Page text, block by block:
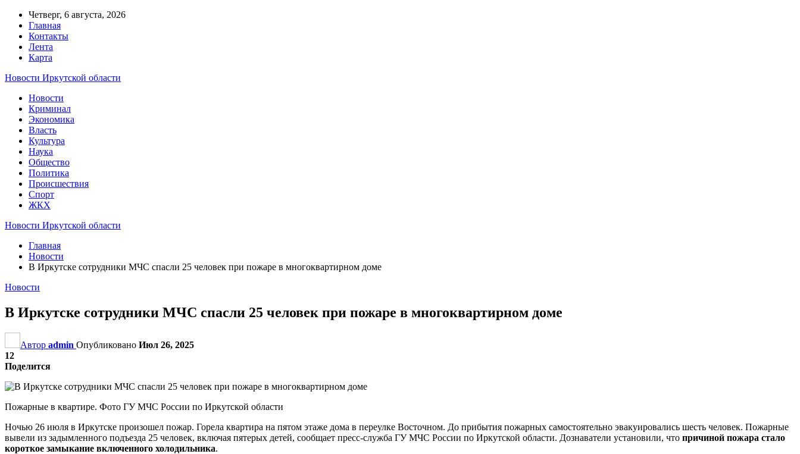
Четверг, 6 августа, 2026
Главная
Контакты
Лента
Карта
Новости Иркутской области
Новости
Криминал
Экономика
Власть
Культура
Наука
Общество
Политика
Происшествия
Спорт
ЖКХ
Новости Иркутской области
Главная
Новости
В Иркутске сотрудники МЧС спасли 25 человек при пожаре в многоквартирном доме
Новости
В Иркутске сотрудники МЧС спасли 25 человек при пожаре в многоквартирном доме
Автор admin Опубликовано Июл 26, 2025
12
Поделится
Пожарные в квартире. Фото ГУ МЧС России по Иркутской области
Ночью 26 июля в Иркутске произошел пожар. Горела квартира на пятом этаже дома в переулке Восточном. До прибытия пожарных самостоятельно эвакуировались шесть человек. Пожарные
вывели из задымленного подъезда 25 человек, включая пятерых детей, сообщает пресс-служба ГУ МЧС России по Иркутской области. Дознаватели установили, что причиной пожара стало
короткое замыкание включенного холодильника.